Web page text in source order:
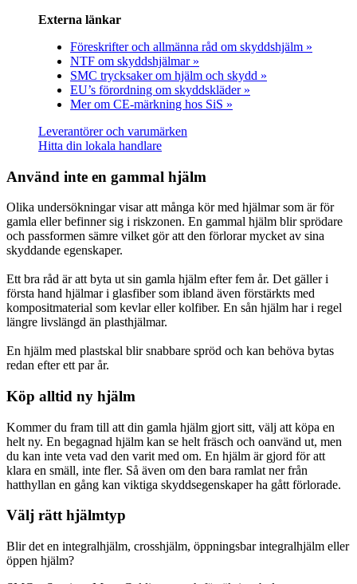
Externa länkar
Föreskrifter och allmänna råd om skyddshjälm »
NTF om skyddshjälmar »
SMC trycksaker om hjälm och skydd »
EU’s förordning om skyddskläder »
Mer om CE-märkning hos SiS »
Leverantörer och varumärken
Hitta din lokala handlare
Använd inte en gammal hjälm
Olika undersökningar visar att många kör med hjälmar som är för
gamla eller befinner sig i riskzonen. En gammal hjälm blir sprödare
och passformen sämre vilket gör att den förlorar mycket av sina
skyddande egenskaper.
Ett bra råd är att byta ut sin gamla hjälm efter fem år. Det gäller i
första hand hjälmar i glasfiber som ibland även förstärkts med
kompositmaterial som kevlar eller kolfiber. En sån hjälm har i regel
längre livslängd än plasthjälmar.
En hjälm med plastskal blir snabbare spröd och kan behöva bytas
redan efter ett par år.
Köp alltid ny hjälm
Kommer du fram till att din gamla hjälm gjort sitt, välj att köpa en
helt ny. En begagnad hjälm kan se helt fräsch och oanvänd ut, men
du kan inte veta vad den varit med om. En hjälm är gjord för att
klara en smäll, inte fler. Så även om den bara ramlat ner från
hatthyllan en gång kan viktiga skyddsegenskaper ha gått förlorade.
Välj rätt hjälmtyp
Blir det en integralhjälm, crosshjälm, öppningsbar integralhjälm eller
öppen hjälm?